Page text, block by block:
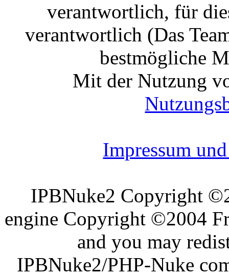
verantwortlich, für
verantwortlich (Das
bestmögliche
Mit der Nutzung
Impressum
IPBNuke2 Copyright
engine Copyright ©2004
and you may
IPBNuke2/PHP-Nuke